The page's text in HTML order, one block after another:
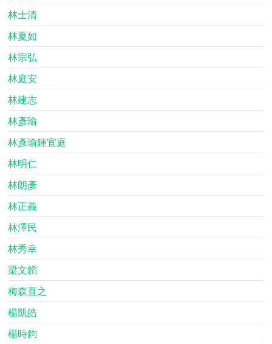
林士清
林夏如
林宗弘
林庭安
林建志
林彥瑜
林彥瑜鍾宜庭
林明仁
林朗彥
林正義
林澤民
林秀幸
梁文韜
梅森直之
楊凱皓
楊時鈞